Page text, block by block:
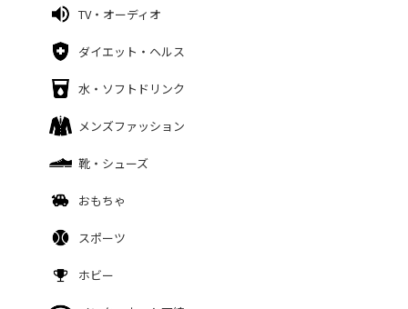
TV・オーディオ
ダイエット・ヘルス
水・ソフトドリンク
メンズファッション
靴・シューズ
おもちゃ
スポーツ
ホビー